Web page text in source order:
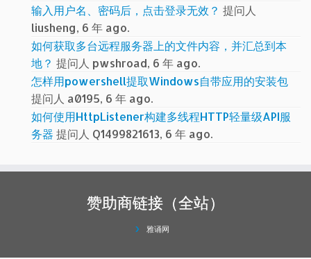
输入用户名、密码后，点击登录无效？ 提问人
liusheng, 6 年 ago.
如何获取多台远程服务器上的文件内容，并汇总到本
地？ 提问人 pwshroad, 6 年 ago.
怎样用powershell提取Windows自带应用的安装包
提问人 a0195, 6 年 ago.
如何使用HttpListener构建多线程HTTP轻量级API服
务器 提问人 Q1499821613, 6 年 ago.
赞助商链接（全站）
雅诵网